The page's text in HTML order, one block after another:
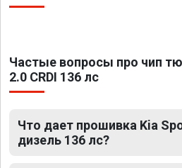
Частые вопросы про чип
2.0 CRDI 136 лс
Что дает прошивка Kia
дизель 136 лс?